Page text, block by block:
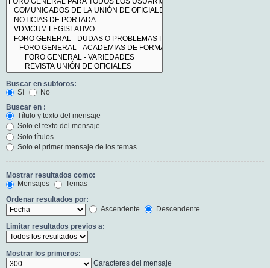
Buscar en subforos:
Sí
No
Buscar en :
Título y texto del mensaje
Solo el texto del mensaje
Solo títulos
Solo el primer mensaje de los temas
Mostrar resultados como:
Mensajes
Temas
Ordenar resultados por:
Ascendente
Descendente
Limitar resultados previos a:
Mostrar los primeros:
Caracteres del mensaje